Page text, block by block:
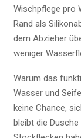
Wischpflege pro
Rand als
dem Abzieher
weniger
Warum das
Wasser und
keine Chance,
bleibt die